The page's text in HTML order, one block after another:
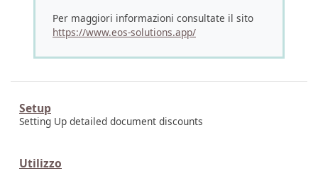
Per maggiori informazioni consultate il sito
https://www.eos-solutions.app/
Setup
Setting Up detailed document discounts
Utilizzo